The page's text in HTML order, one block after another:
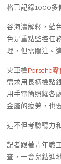
格已記錄1000多
谷海濤解釋，藍
色是重點監控任
理，但需關注。
火車檢Porsche零
需求用長柄檢點
用手電筒照耀各
金屬的疲勞，也
這不但考驗聽力
記者跟著青年職
查，一會兒鉆進